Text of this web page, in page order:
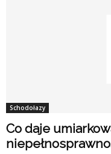
Schodołazy
Co daje